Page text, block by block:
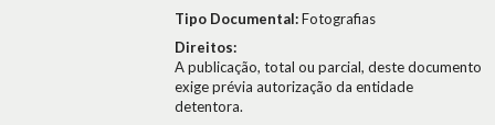
Tipo Documental:Fotografias
Direitos:
A publicação, total ou parcial, deste documento
exige prévia autorização da entidade
detentora.